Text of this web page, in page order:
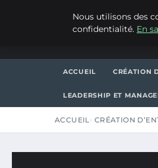
ACCUEIL CRÉATION
LEADERSHIP ET
ACCUEIL CRÉATION
Nous utilisons des
confidentialité. En